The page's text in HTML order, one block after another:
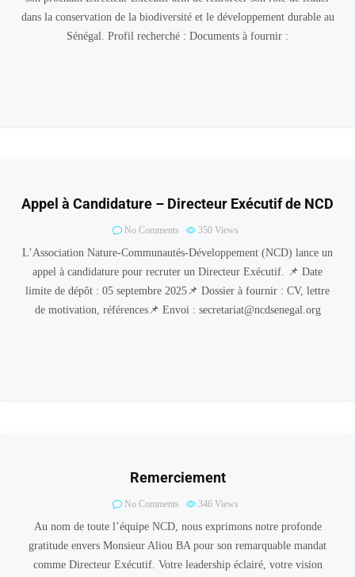
dans la conservation de la biodiversité et le développement durable au
Sénégal. Profil recherché : Documents à fournir :
Appel à Candidature – Directeur Exécutif de NCD
No Comments 350 Views
L’Association Nature-Communautés-Développement (NCD) lance un
appel à candidature pour recruter un Directeur Exécutif. 📌 Date
limite de dépôt : 05 septembre 2025📌 Dossier à fournir : CV, lettre
de motivation, références📌 Envoi : secretariat@ncdsenegal.org
Remerciement
No Comments 346 Views
Au nom de toute l’équipe NCD, nous exprimons notre profonde
gratitude envers Monsieur Aliou BA pour son remarquable mandat
comme Directeur Exécutif. Votre leadership éclairé, votre vision